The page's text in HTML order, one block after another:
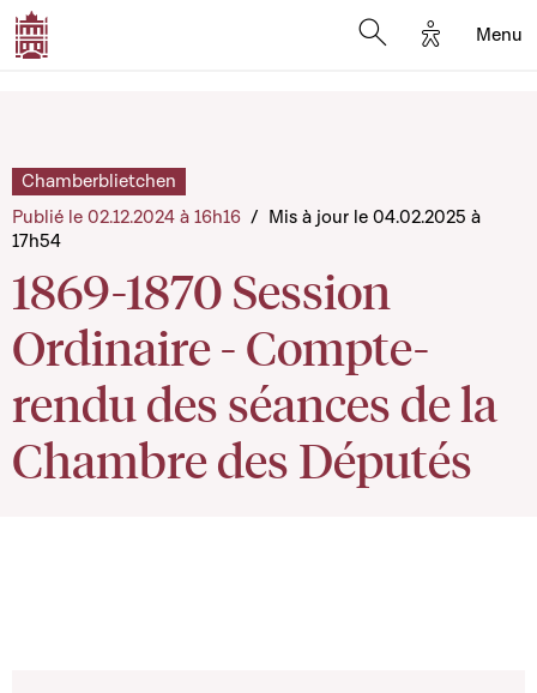
Options
Menu
1869-1870 Session
Ordinaire - Compte-
rendu des séances de la
Chambre des Députés
Chamberblietchen
Publié le 02.12.2024 à 16h16 / Mis à jour le 04.02.2025 à
17h54